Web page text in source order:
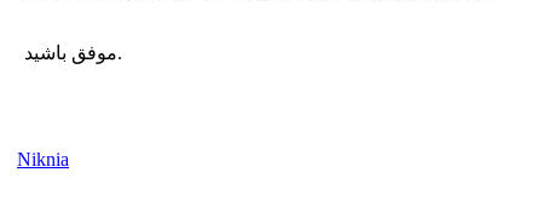
موفق باشید.
Niknia